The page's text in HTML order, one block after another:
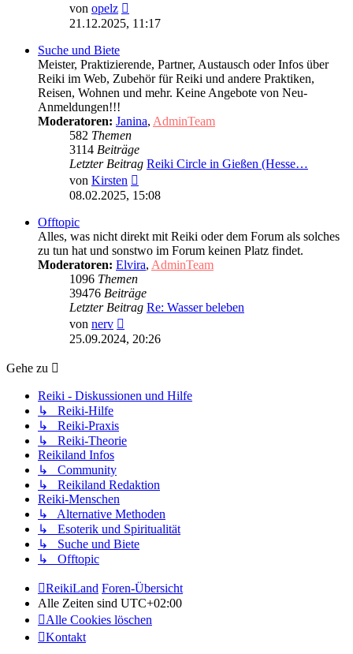
von opelz
Beitrag
21.12.2025, 11:17
Suche und Biete
Meister, Praktizierende, Partner, Austausch oder Infos über
Reiki im Web, Zubehör für Reiki und andere Praktiken,
Reisen, Wohnen und mehr. Keine Angebote von Neu-
Anmeldungen!!!
Moderatoren: Janina, AdminTeam
582 Themen
3114 Beiträge
Letzter Beitrag Reiki Circle in Gießen (Hesse…
von Kirsten
Beitrag
08.02.2025, 15:08
Offtopic
Alles, was nicht direkt mit Reiki oder dem Forum als solches
zu tun hat und sonstwo im Forum keinen Platz findet.
Moderatoren: Elvira, AdminTeam
1096 Themen
39476 Beiträge
Letzter Beitrag Re: Wasser beleben
von nerv
Beitrag
25.09.2024, 20:26
Gehe zu
Reiki - Diskussionen und Hilfe
↳ Reiki-Hilfe
↳ Reiki-Praxis
↳ Reiki-Theorie
Reikiland Infos
↳ Community
↳ Reikiland Redaktion
Reiki-Menschen
↳ Alternative Methoden
↳ Esoterik und Spiritualität
↳ Suche und Biete
↳ Offtopic
ReikiLand Foren-Übersicht
Alle Zeiten sind UTC+02:00
Alle Cookies löschen
Kontakt